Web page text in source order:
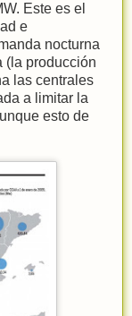
Este es el
e
nocturna
(la producción
las centrales
a limitar la
esto de